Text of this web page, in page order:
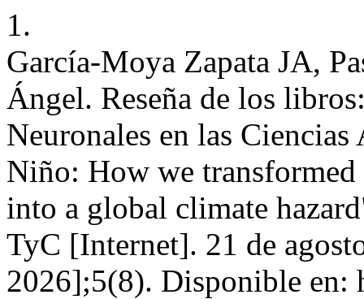
1.
García-Moya Zapata JA,
Ángel. Reseña de los
Neuronales en las
Niño: How we
into a global climate
TyC [Internet]. 21 de
2026];5(8). Disponible en: